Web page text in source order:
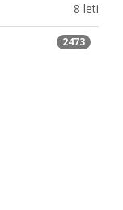
8 leti
2473